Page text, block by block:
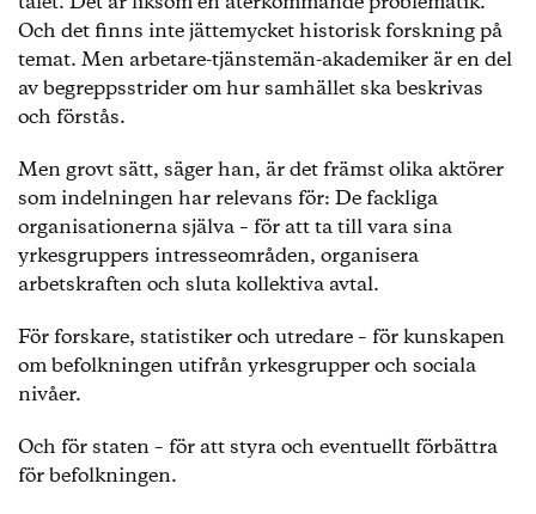
Och det finns inte jättemycket historisk forskning på
temat. Men arbetare-tjänstemän-akademiker är en del
av begreppsstrider om hur samhället ska beskrivas
och förstås.
Men grovt sätt, säger han, är det främst olika aktörer
som indelningen har relevans för: De fackliga
organisationerna själva – för att ta till vara sina
yrkesgruppers intresseområden, organisera
arbetskraften och sluta kollektiva avtal.
För forskare, statistiker och utredare – för kunskapen
om befolkningen utifrån yrkesgrupper och sociala
nivåer.
Och för staten – för att styra och eventuellt förbättra
för befolkningen.